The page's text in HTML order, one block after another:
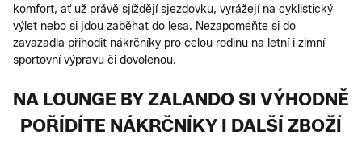
komfort, ať už právě sjíždějí sjezdovku, vyrážejí na cyklistický
výlet nebo si jdou zaběhat do lesa. Nezapomeňte si do
zavazadla přihodit nákrčníky pro celou rodinu na letní i zimní
sportovní výpravu či dovolenou.
NA LOUNGE BY ZALANDO SI VÝHODNĚ
POŘÍDÍTE NÁKRČNÍKY I DALŠÍ ZBOŽÍ